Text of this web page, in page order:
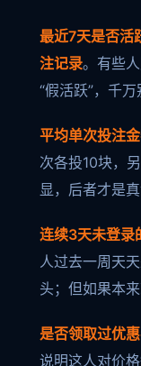
最近7天是否活
注记录。有些
“假活跃”，千万
平均单次投注
次各投10块，
显，后者才是真
连续3天未登录
人过去一周天
头；但如果本
是否领取过优
说明这人对价